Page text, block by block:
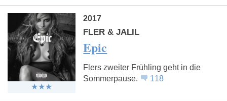
2017
FLER & JALIL
Epic
Flers zweiter Frühling geht in die
Sommerpause.
118